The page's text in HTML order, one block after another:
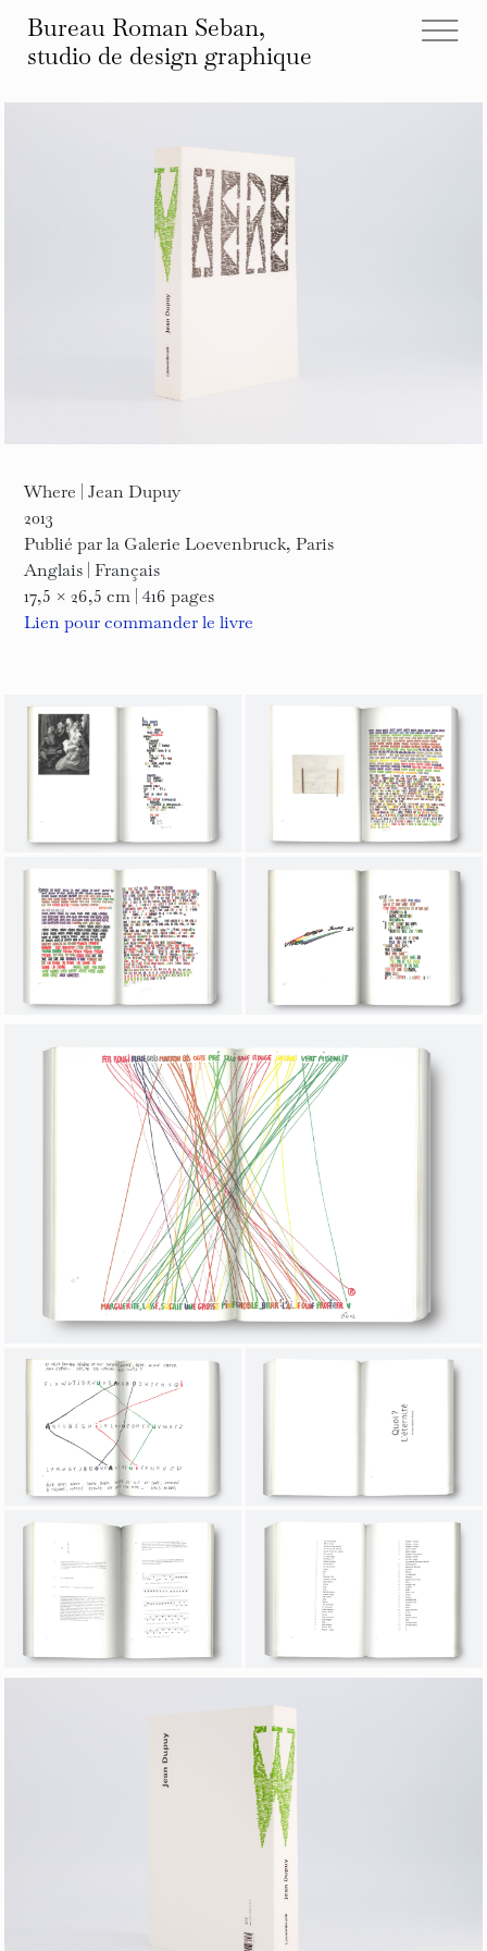
Bureau Roman Seban,
studio de design graphique
tous les projets
identités
affiches
typographies
infos et contact
Where | Jean Dupuy
2013
Publié par la Galerie Loevenbruck, Paris
Anglais | Français
17,5 × 26,5 cm | 416 pages
Lien pour commander le livre